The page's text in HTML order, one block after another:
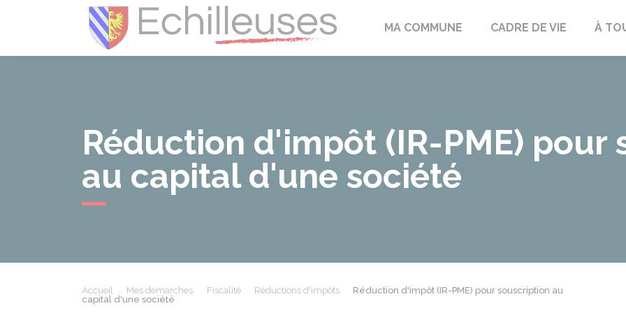
ÉchilleusesMA COMMUNE CADRE DE VIE À
Réduction d'impôt (IR-PME) pour
au capital d'une société
Accueil Mes démarches Fiscalité Réductions d'impôts
Réduction d'impôt (IR-PME) pour souscription au
capital d'une société